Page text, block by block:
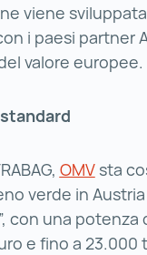
viene
i paesi partner
valore europee.
OMVOMV
sta
verde in
con una potenza
e fino a